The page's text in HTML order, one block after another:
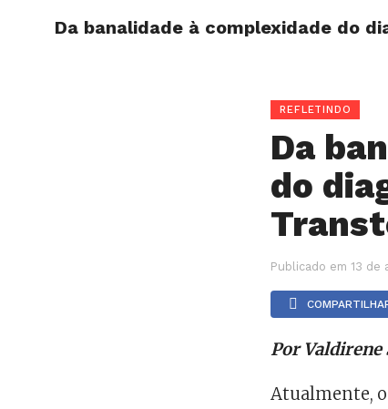
Da banalidade à complexidade do
REFLETINDO
Da
do
Publicado em 13 de
Por Valdirene
Atualmente,